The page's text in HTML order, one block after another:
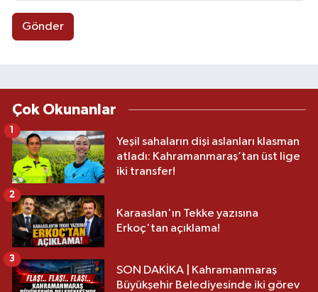
Gönder
Çok Okunanlar
Yeşil sahaların dişi aslanları klasman
atladı: Kahramanmaraş’tan üst lige
iki transfer!
Karaaslan'ın Tekke yazısına
Erkoç'tan açıklama!
2
SON DAKİKA | Kahramanmaraş
Büyükşehir Belediyesinde iki görev
3